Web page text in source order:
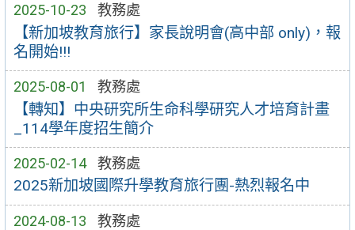
2025-10-23 教務處
【新加坡教育旅行】家長說明會(高中部 only)，報
名開始!!!
2025-08-01 教務處
【轉知】中央研究所生命科學研究人才培育計畫
_114學年度招生簡介
2025-02-14 教務處
2025新加坡國際升學教育旅行團-熱烈報名中
2024-08-13 教務處